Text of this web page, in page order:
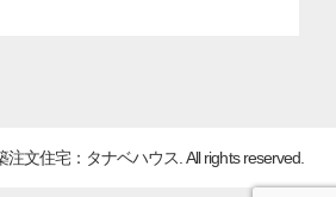
文住宅：タナベハウス. All rights reserved.